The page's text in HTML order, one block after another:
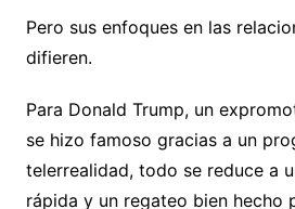
Pero sus enfoques en las
difieren.
Para Donald Trump, un
se hizo famoso gracias a un
telerrealidad, todo se reduce a
rápida y un regateo bien hecho